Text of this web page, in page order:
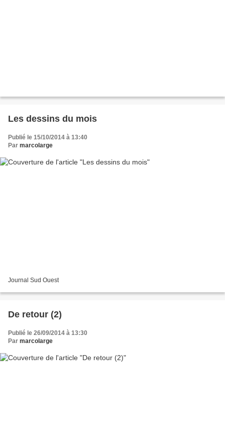
Les dessins du mois
Publié le 15/10/2014 à 13:40
Par marcolarge
Journal Sud Ouest
De retour (2)
Publié le 26/09/2014 à 13:30
Par marcolarge